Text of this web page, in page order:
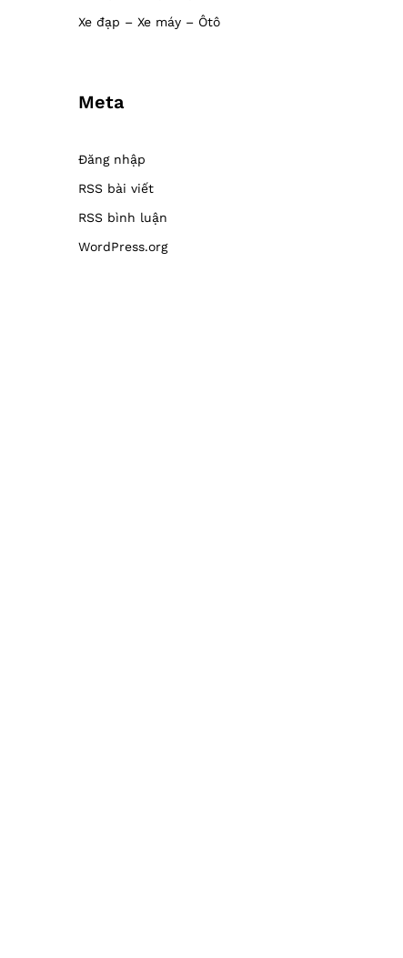
Xe đạp – Xe máy – Ôtô
Meta
Đăng nhập
RSS bài viết
RSS bình luận
WordPress.org